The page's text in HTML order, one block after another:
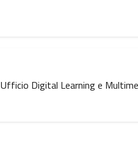
Ufficio Digital Learning e